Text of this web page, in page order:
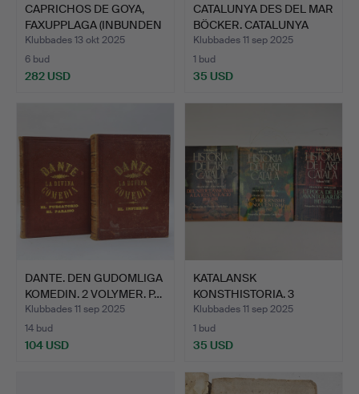
CAPRICHOS DE GOYA,
FAXUPPLAGA (INBUNDEN
BI…
Klubbades 13 okt 2025
6 bud
282 USD
CATALUNYA DES DEL MAR
BÖCKER. CATALUNYA
ME…
Klubbades 11 sep 2025
1 bud
35 USD
DANTE. DEN GUDOMLIGA
KOMEDIN. 2 VOLYMER. P…
Klubbades 11 sep 2025
14 bud
104 USD
KATALANSK
KONSTHISTORIA. 3
VOLYMER.
Klubbades 11 sep 2025
1 bud
35 USD